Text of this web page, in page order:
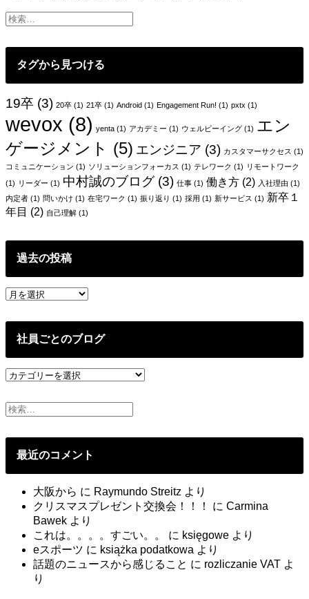
ゲ
シ
ョ
ン
タグから見つける
19卒 (3) 20卒 (1) 21卒 (1) Android (1) Engagement Run! (1) pxtx (1)
wevox (8) yenta (1) アカデミー (1) ウェルビーイング (1) エン
ゲージメント (5) エンジニア (3) カスタマーサクセス (1)
コミュニケーション (1) ソリューションフォーカス (1) テレワーク (1) リモートワーク
(1) リーダー (1) 中村誠のブログ(3) 仕事 (1) 働き方 (2) 入社理由 (1)
内定者 (1) 問いかけ (1) 在宅ワーク (1) 振り返り (1) 採用 (1) 新サービス (1) 新卒１
年目 (2) 自己理解 (1)
過去の投稿
過
の
社員ごとのブログ
社
ご
と
グ
最近のコメント
大阪から に Raymundo Streitz より
クリスマスプレゼント交換会！！！
に Carmina
Bawek より
これは。。。。すごい。。
に księgowe より
eスポーツ に książka podatkowa より
話題のニュースから感じること に rozliczanie VAT よ
り